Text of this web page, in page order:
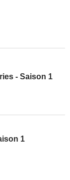
- Saison 1
1